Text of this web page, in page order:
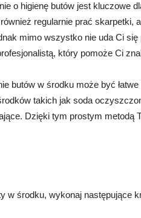
o higienę butów jest kluczowe
regularnie prać skarpetki,
mimo wszystko nie uda Ci
który pomoże Ci
butów w środku może być
takich jak soda
Dzięki tym prostym metodą
w środku, wykonaj następujące